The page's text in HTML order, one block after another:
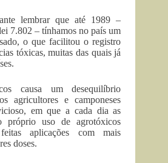
lembrar que até 1989 –
7.802 – tínhamos no país um
o que facilitou o registro
tóxicas, muitas das quais já
causa um desequilíbrio
agricultores e camponeses
em que a cada dia as
próprio uso de agrotóxicos
aplicações com mais
doses.